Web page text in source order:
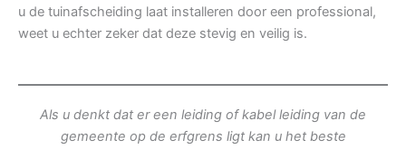
u de tuinafscheiding laat installeren door een professional,
weet u echter zeker dat deze stevig en veilig is.
Als u denkt dat er een leiding of kabel leiding van de
gemeente op de erfgrens ligt kan u het beste